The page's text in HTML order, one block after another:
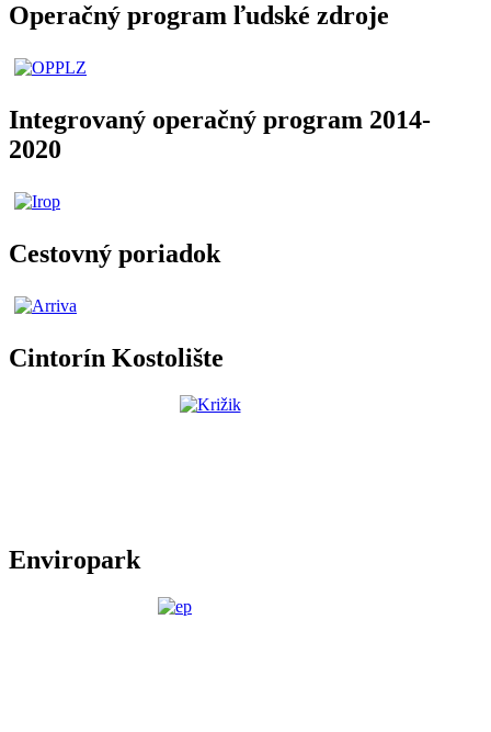
Operačný program ľudské zdroje
Integrovaný operačný program 2014-
2020
Cestovný poriadok
Cintorín Kostolište
Enviropark